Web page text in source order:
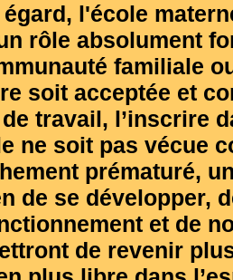
l'école
rôle absolument
familiale
soit acceptée et
travail, l’inscrire
ne soit pas vécue
prématuré,
de se développer,
et de
de revenir